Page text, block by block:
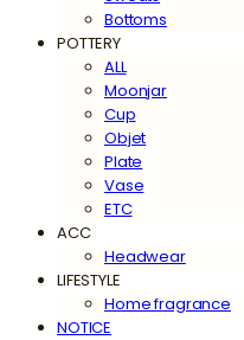
Bottoms
POTTERY
ALL
Moonjar
Cup
Objet
Plate
Vase
ETC
ACC
Headwear
LIFESTYLE
Home fragrance
NOTICE